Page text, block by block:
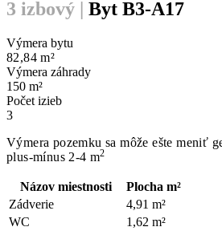
3 izbový | Byt B3-A17
Výmera bytu
82,84 m²
Výmera záhrady
150 m²
Počet izieb
3
Výmera pozemku sa môže ešte meniť
plus-mínus 2-4 m2
Názov miestnosti
Plocha m²
Zádverie
4,91 m²
WC
1,62 m²